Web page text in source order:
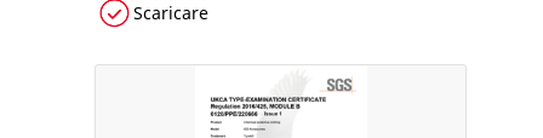
Scaricare